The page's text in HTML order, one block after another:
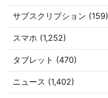
サブスクリプション (159)
スマホ (1,252)
タブレット (470)
ニュース (1,402)